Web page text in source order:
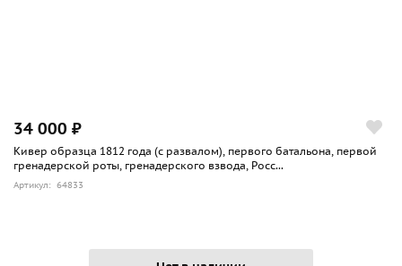
34 000 ₽
Кивер образца 1812 года (с развалом), первого батальона, первой
гренадерской роты, гренадерского взвода, Росс...
Артикул: 64833